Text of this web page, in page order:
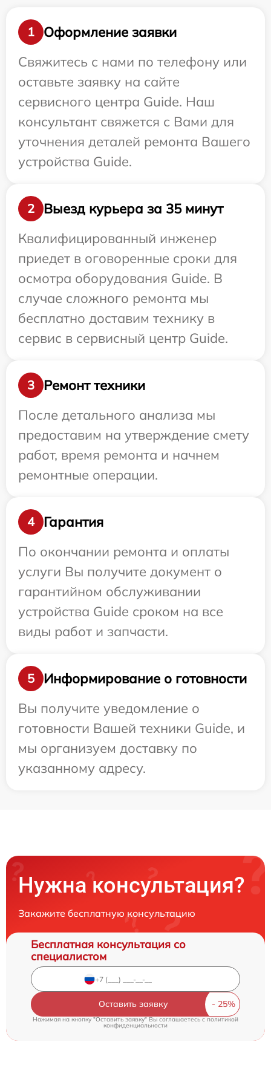
1
Оформление заявки
Свяжитесь с нами по телефону или
оставьте заявку на сайте
сервисного центра Guide. Наш
консультант свяжется с Вами для
уточнения деталей ремонта Вашего
устройства Guide.
2
Выезд курьера за 35 минут
Квалифицированный инженер
приедет в оговоренные сроки для
осмотра оборудования Guide. В
случае сложного ремонта мы
бесплатно доставим технику в
сервис в сервисный центр Guide.
3
Ремонт техники
После детального анализа мы
предоставим на утверждение смету
работ, время ремонта и начнем
ремонтные операции.
4
Гарантия
По окончании ремонта и оплаты
услуги Вы получите документ о
гарантийном обслуживании
устройства Guide сроком на все
виды работ и запчасти.
5
Информирование о готовности
Вы получите уведомление о
готовности Вашей техники Guide, и
мы организуем доставку по
указанному адресу.
Нужна консультация?
Закажите бесплатную консультацию
Бесплатная консультация со
специалистом
Оставить заявку
Нажимая на кнопку "Оставить заявку" Вы соглашаетесь c политикой
конфиденциальности